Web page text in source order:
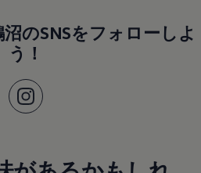
のSNSをフォローしよ
う！